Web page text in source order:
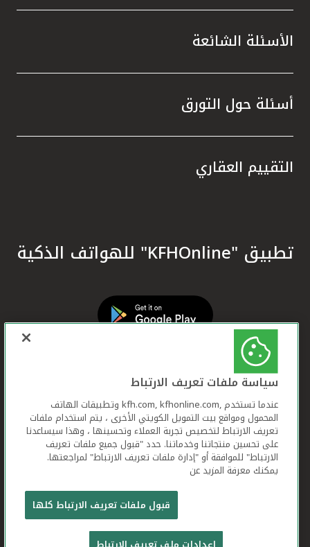
الأسئلة الشائعة
أسئلة حول التورق
التقييم العقاري
تطبيق "KFHOnline" للهواتف الذكية
بيت التمويل الكويتي جميع الحقوق محفوظة © 2026
شروط وأحكام استخدام الموقع الإلكتروني
سياسة ملفات تعريف الارتباط
عندما تستخدم ,kfh.com, kfhonline.com وتطبيقات الهاتف
المحمول ومواقع بيت التمويل الكويتي الأخرى ، يتم استخدام ملفات
تعريف الارتباط لتخصيص تجربة العملاء وتحسينها ، وهذا سيساعدنا
على تحسين منتجاتنا وخدماتنا. حدد "قبول جميع ملفات تعريف
الارتباط" للموافقة أو "إدارة ملفات تعريف الارتباط" لمراجعتها.
يمكنك معرفة المزيد عن
قبول ملفات تعريف الارتباط كلها